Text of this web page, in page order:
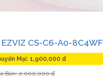
EZVIZ CS-C6-A0-8C4WF
Mại: 1,900,000 ₫
Bán: 2,000,000 ₫